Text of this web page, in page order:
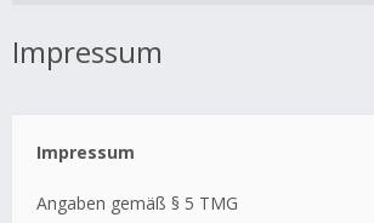
Impressum
Impressum
Angaben gemäß § 5 TMG